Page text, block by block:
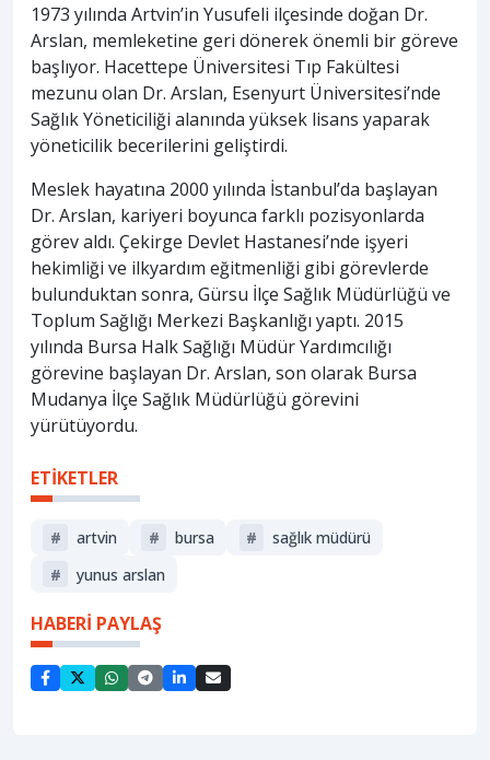
1973 yılında Artvin’in Yusufeli ilçesinde doğan Dr.
Arslan, memleketine geri dönerek önemli bir göreve
başlıyor. Hacettepe Üniversitesi Tıp Fakültesi
mezunu olan Dr. Arslan, Esenyurt Üniversitesi’nde
Sağlık Yöneticiliği alanında yüksek lisans yaparak
yöneticilik becerilerini geliştirdi.
Meslek hayatına 2000 yılında İstanbul’da başlayan
Dr. Arslan, kariyeri boyunca farklı pozisyonlarda
görev aldı. Çekirge Devlet Hastanesi’nde işyeri
hekimliği ve ilkyardım eğitmenliği gibi görevlerde
bulunduktan sonra, Gürsu İlçe Sağlık Müdürlüğü ve
Toplum Sağlığı Merkezi Başkanlığı yaptı. 2015
yılında Bursa Halk Sağlığı Müdür Yardımcılığı
görevine başlayan Dr. Arslan, son olarak Bursa
Mudanya İlçe Sağlık Müdürlüğü görevini
yürütüyordu.
ETİKETLER
# artvin # bursa #
sağlık müdürü
#
yunus arslan
HABERİ PAYLAŞ